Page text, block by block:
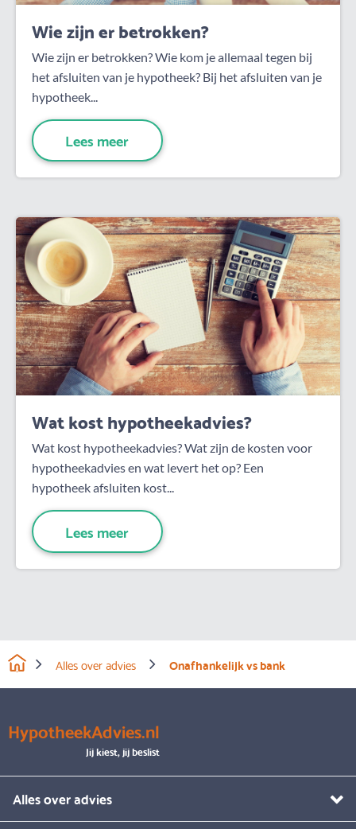
Wie zijn er betrokken?
Wie zijn er betrokken? Wie kom je allemaal tegen bij
het afsluiten van je hypotheek? Bij het afsluiten van je
hypotheek...
Lees meer
Wat kost hypotheekadvies?
Wat kost hypotheekadvies? Wat zijn de kosten voor
hypotheekadvies en wat levert het op? Een
hypotheek afsluiten kost...
Lees meer
Alles over advies Onafhankelijk vs bank
HypotheekAdvies.nl
Jij kiest, jij beslist
Alles over advies